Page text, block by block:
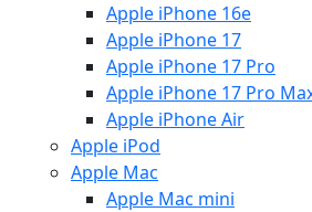
Apple iPhone 16e
Apple iPhone 17
Apple iPhone 17 Pro
Apple iPhone 17 Pro
Apple iPhone Air
Apple iPod
Apple Mac
Apple Mac mini